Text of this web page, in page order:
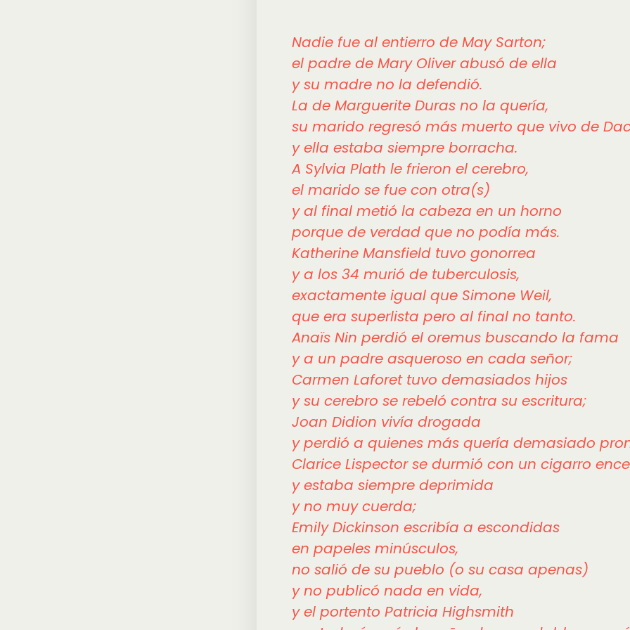
Nadie fue al entierro de May Sarton;
el padre de Mary Oliver abusó de ella
y su madre no la defendió.
La de Marguerite Duras no la quería,
su marido regresó más muerto que vivo de
y ella estaba siempre borracha.
A Sylvia Plath le frieron el cerebro,
el marido se fue con otra(s)
y al final metió la cabeza en un horno
porque de verdad que no podía más.
Katherine Mansfield tuvo gonorrea
y a los 34 murió de tuberculosis,
exactamente igual que Simone Weil,
que era superlista pero al final no tanto.
Anaïs Nin perdió el oremus buscando la fama
y a un padre asqueroso en cada señor;
Carmen Laforet tuvo demasiados hijos
y su cerebro se rebeló contra su escritura;
Joan Didion vivía drogada
y perdió a quienes más quería demasiado
Clarice Lispector se durmió con un cigarro
y estaba siempre deprimida
y no muy cuerda;
Emily Dickinson escribía a escondidas
en papeles minúsculos,
no salió de su pueblo (o su casa apenas)
y no publicó nada en vida,
y el portento Patricia Highsmith